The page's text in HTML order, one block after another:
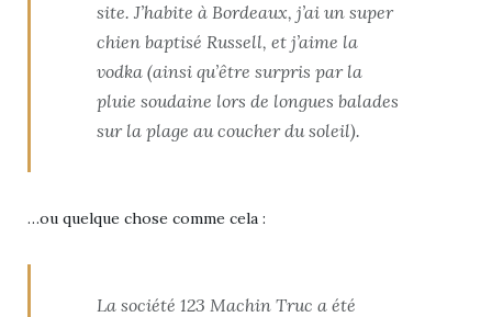
site. J’habite à Bordeaux, j’ai un super
chien baptisé Russell, et j’aime la
vodka (ainsi qu’être surpris par la
pluie soudaine lors de longues balades
sur la plage au coucher du soleil).
…ou quelque chose comme cela :
La société 123 Machin Truc a été